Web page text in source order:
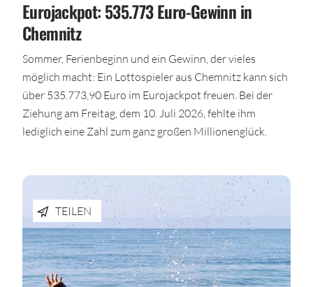
Eurojackpot: 535.773 Euro-Gewinn in
Chemnitz
Sommer, Ferienbeginn und ein Gewinn, der vieles
möglich macht: Ein Lottospieler aus Chemnitz kann sich
über 535.773,90 Euro im Eurojackpot freuen. Bei der
Ziehung am Freitag, dem 10. Juli 2026, fehlte ihm
lediglich eine Zahl zum ganz großen Millionenglück.
TEILEN